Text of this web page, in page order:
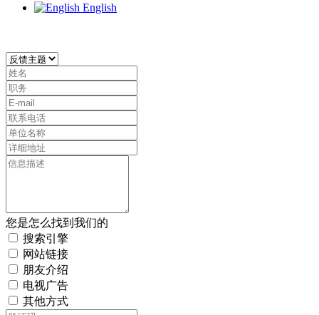
English
您是怎么找到我们的
搜索引擎
网站链接
朋友介绍
电视广告
其他方式